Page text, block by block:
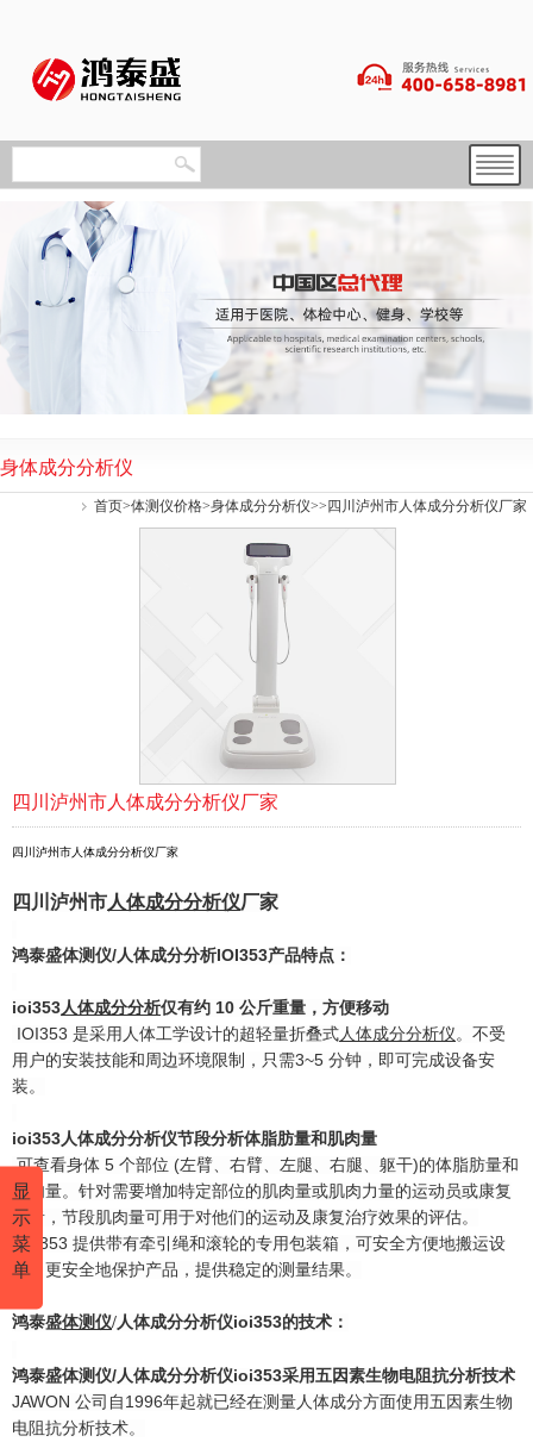
身体成分分析仪
首页>体测仪价格>身体成分分析仪>>四川泸州市人体成分分析仪厂家
四川泸州市人体成分分析仪厂家
四川泸州市人体成分分析仪厂家
四川泸州市人体成分分析仪厂家
鸿泰盛体测仪/人体成分分析IOI353产品特点：
ioi353人体成分分析仅有约 10 公斤重量，方便移动
IOI353 是采用人体工学设计的超轻量折叠式人体成分分析仪。不受
用户的安装技能和周边环境限制，只需3~5 分钟，即可完成设备安
装。
ioi353人体成分分析仪节段分析体脂肪量和肌肉量
可查看身体 5 个部位 (左臂、右臂、左腿、右腿、躯干)的体脂肪量和
肌肉量。针对需要增加特定部位的肌肉量或肌肉力量的运动员或康复
患者，节段肌肉量可用于对他们的运动及康复治疗效果的评估。
IOI353 提供带有牵引绳和滚轮的专用包装箱，可安全方便地搬运设
备。更安全地保护产品，提供稳定的测量结果。
鸿泰盛体测仪/人体成分分析仪ioi353的技术 ：
鸿泰盛体测仪/人体成分分析仪ioi353采用五因素生物电阻抗分析技术
JAWON 公司自1996年起就已经在测量人体成分方面使用五因素生物
电阻抗分析技术。
显
示
菜
单